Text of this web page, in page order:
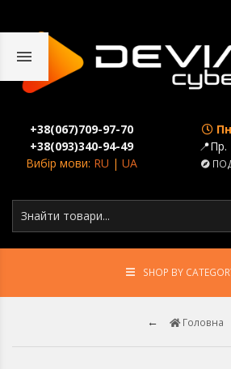
+38(067)709-97-70
+38(093)340-94-49
Вибір мови: RU |UA
📍Пр.
SHOP BY
Головна